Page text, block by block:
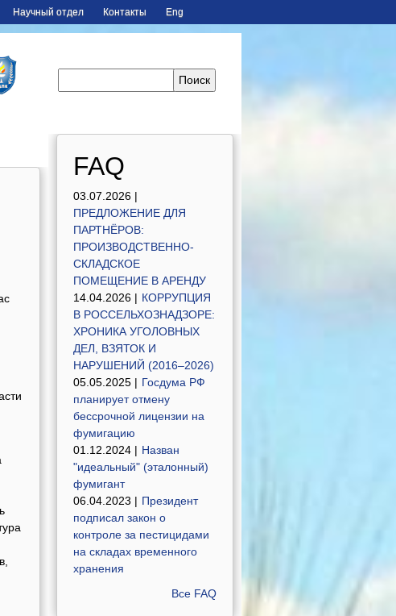
Научный отдел Контакты Eng
FAQ
03.07.2026 |
ПРЕДЛОЖЕНИЕ ДЛЯ
ПАРТНЁРОВ:
ПРОИЗВОДСТВЕННО-
СКЛАДСКОЕ
ПОМЕЩЕНИЕ В АРЕНДУ
14.04.2026 | КОРРУПЦИЯ
В РОССЕЛЬХОЗНАДЗОРЕ:
ХРОНИКА УГОЛОВНЫХ
ДЕЛ, ВЗЯТОК И
НАРУШЕНИЙ (2016–2026)
05.05.2025 | Госдума РФ
планирует отмену
бессрочной лицензии на
фумигацию
01.12.2024 | Назван
"идеальный" (эталонный)
фумигант
06.04.2023 | Президент
подписал закон о
контроле за пестицидами
на складах временного
хранения
Все FAQ